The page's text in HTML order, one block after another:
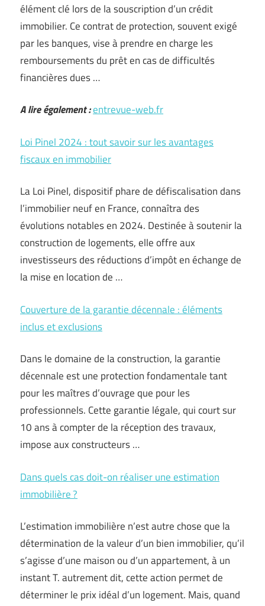
élément clé lors de la souscription d’un crédit
immobilier. Ce contrat de protection, souvent exigé
par les banques, vise à prendre en charge les
remboursements du prêt en cas de difficultés
financières dues …
A lire également :entrevue-web.fr
Loi Pinel 2024 : tout savoir sur les avantages
fiscaux en immobilier
La Loi Pinel, dispositif phare de défiscalisation dans
l’immobilier neuf en France, connaîtra des
évolutions notables en 2024. Destinée à soutenir la
construction de logements, elle offre aux
investisseurs des réductions d’impôt en échange de
la mise en location de …
Couverture de la garantie décennale : éléments
inclus et exclusions
Dans le domaine de la construction, la garantie
décennale est une protection fondamentale tant
pour les maîtres d’ouvrage que pour les
professionnels. Cette garantie légale, qui court sur
10 ans à compter de la réception des travaux,
impose aux constructeurs …
Dans quels cas doit-on réaliser une estimation
immobilière ?
L’estimation immobilière n’est autre chose que la
détermination de la valeur d’un bien immobilier, qu’il
s’agisse d’une maison ou d’un appartement, à un
instant T. autrement dit, cette action permet de
déterminer le prix idéal d’un logement. Mais, quand